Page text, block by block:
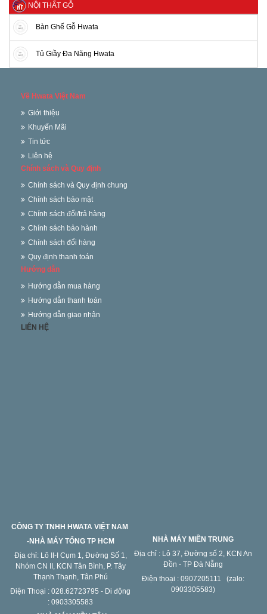
NỘI THẤT GỖ
Bàn Ghế Gỗ Hwata
Tủ Giầy Đa Năng Hwata
Về Hwata Việt Nam
Giới thiệu
Khuyến Mãi
Tin tức
Liên hệ
Chính sách và Quy định
Chính sách và Quy định chung
Chính sách bảo mật
Chính sách đổi/trả hàng
Chính sách bảo hành
Chính sách đổi hàng
Quy định thanh toán
Hướng dẫn
Hướng dẫn mua hàng
Hướng dẫn thanh toán
Hướng dẫn giao nhận
LIÊN HỆ
CÔNG TY TNHH HWATA VIỆT NAM
-NHÀ MÁY TỔNG TP HCM
Địa chỉ: Lô II-I Cụm 1, Đường Số 1,
Nhóm CN II, KCN Tân Bình, P. Tây
Thạnh Thạnh, Tân Phú
Điện Thoại : 028.62723795 - Di động
: 0903305583
NHÀ MÁY MIỀN TRUNG
Địa chỉ : Lô 37, Đường số 2, KCN An
Đồn - TP Đà Nẵng
Điện thoại : 0907205111 (zalo:
0903305583)